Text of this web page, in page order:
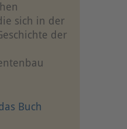
sich in der
der
Buch